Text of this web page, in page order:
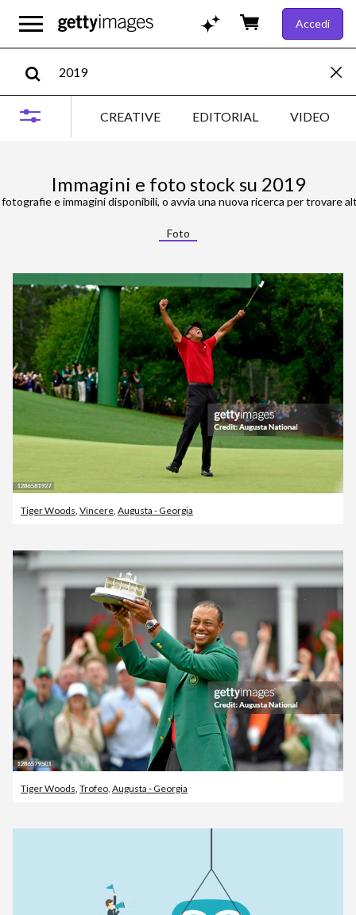
Accedi
CREATIVE EDITORIAL VIDEO
Immagini e foto stock su 2019
e immagini disponibili, o avvia una nuova ricerca per trovare
Foto
Tiger Woods, Vincere, Augusta - Georgia
Tiger Woods Trofeo Augusta - Georgia